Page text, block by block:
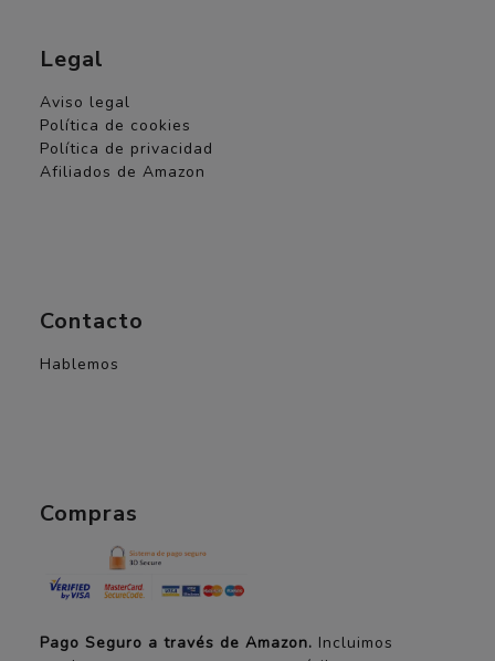
Legal
Aviso legal
Política de cookies
Política de privacidad
Afiliados de Amazon
Contacto
Hablemos
Compras
Pago Seguro a través de Amazon. Incluimos